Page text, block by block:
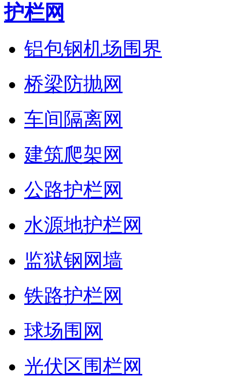
护栏网
铝包钢机场围界
桥梁防抛网
车间隔离网
建筑爬架网
公路护栏网
水源地护栏网
监狱钢网墙
铁路护栏网
球场围网
光伏区围栏网